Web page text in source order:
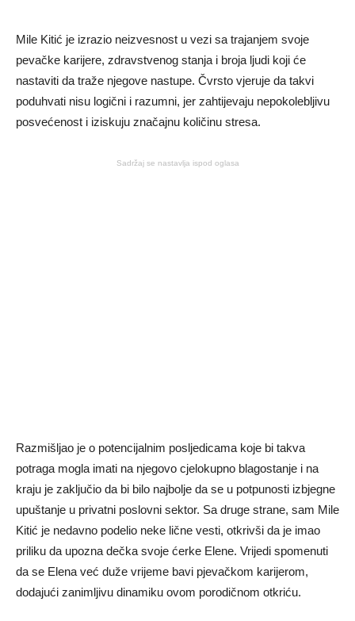
Mile Kitić je izrazio neizvesnost u vezi sa trajanjem svoje
pevačke karijere, zdravstvenog stanja i broja ljudi koji će
nastaviti da traže njegove nastupe. Čvrsto vjeruje da takvi
poduhvati nisu logični i razumni, jer zahtijevaju nepokolebljivu
posvećenost i iziskuju značajnu količinu stresa.
Sadržaj se nastavlja ispod oglasa
Razmišljao je o potencijalnim posljedicama koje bi takva
potraga mogla imati na njegovo cjelokupno blagostanje i na
kraju je zaključio da bi bilo najbolje da se u potpunosti izbjegne
upuštanje u privatni poslovni sektor. Sa druge strane, sam Mile
Kitić je nedavno podelio neke lične vesti, otkrivši da je imao
priliku da upozna dečka svoje ćerke Elene. Vrijedi spomenuti
da se Elena već duže vrijeme bavi pjevačkom karijerom,
dodajući zanimljivu dinamiku ovom porodičnom otkriću.